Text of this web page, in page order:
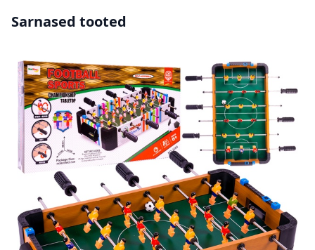
Sarnased tooted